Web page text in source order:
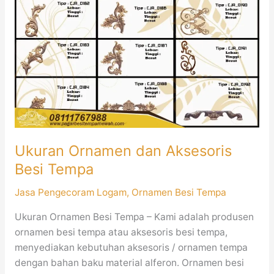
Ukuran Ornamen dan Aksesoris
Besi Tempa
Jasa Pengecoram Logam, Ornamen Besi Tempa
Ukuran Ornamen Besi Tempa – Kami adalah produsen
ornamen besi tempa atau aksesoris besi tempa,
menyediakan kebutuhan aksesoris / ornamen tempa
dengan bahan baku material alferon. Ornamen besi
Aksesoris
Besi
Tempa